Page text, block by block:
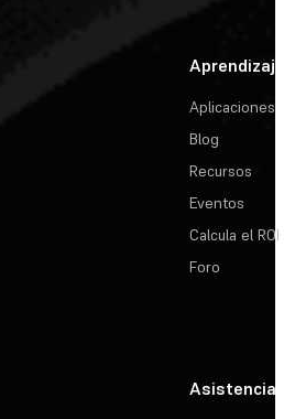
Aprendizaje
Aplicaciones
Blog
Recursos
Eventos
Calcula el ROI
Foro
Asistencia